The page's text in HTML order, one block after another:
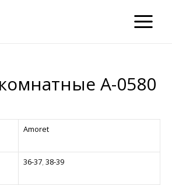
MAIN
A-0580
Amoret
36-37 38-39